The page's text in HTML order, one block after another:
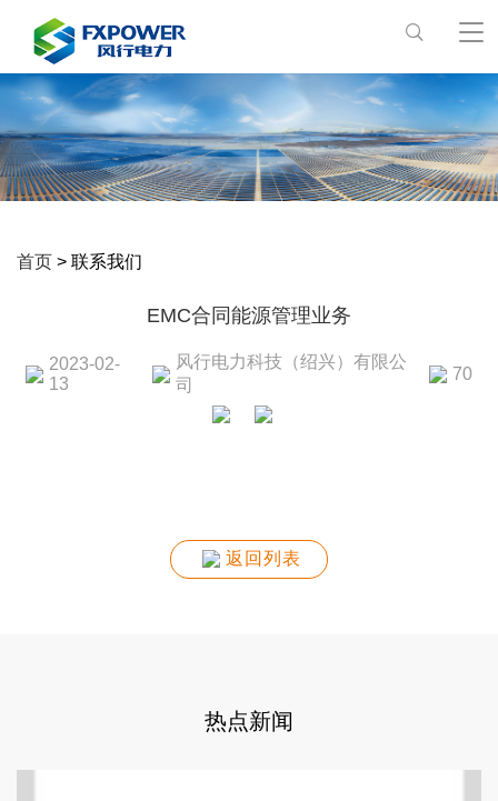
首页 > 联系我们
EMC合同能源管理业务
2023-02-
13
风行电力科技（绍兴）有限公
司
70
返回列表
热点新闻